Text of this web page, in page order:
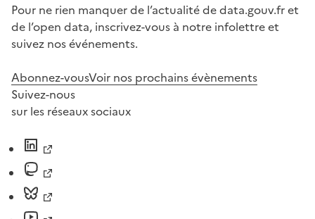
Pour ne rien manquer de l’actualité de data.gouv.fr et
de l’open data, inscrivez-vous à notre infolettre et
suivez nos événements.
Abonnez-vousVoir nos prochains évènements
Suivez-nous
sur les réseaux sociaux